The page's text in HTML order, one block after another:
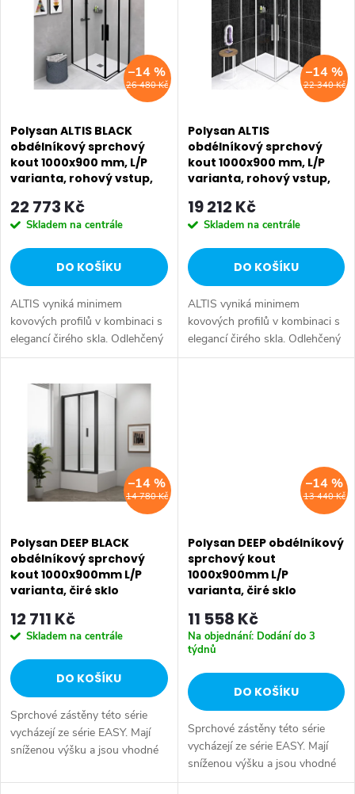
p
r
o
d
u
k
t
ů
p
r
o
d
u
k
t
26 480 Kč
–14 %
Polysan ALTIS BLACK
obdélníkový sprchový
kout 1000x900 mm, L/P
varianta, rohový vstup,
22 773 Kč
Skladem na centrále
DO KOŠÍKU
ALTIS vyniká minimem
kovových profilů v kombinaci s
elegancí čirého skla. Odlehčený
dojem umocňuje i jednoduché a
Rozměr: 100x90 cm • Šířka:
22 340 Kč
–14 %
Polysan ALTIS
obdélníkový sprchový
kout 1000x900 mm, L/P
varianta, rohový vstup,
19 212 Kč
Skladem na centrále
DO KOŠÍKU
ALTIS vyniká minimem
kovových profilů v kombinaci s
elegancí čirého skla. Odlehčený
dojem umocňuje i jednoduché a
14 780 Kč
–14 %
Polysan DEEP BLACK
obdélníkový sprchový
kout 1000x900mm L/P
varianta, čiré sklo
12 711 Kč
Skladem na centrále
DO KOŠÍKU
Sprchové zástěny této série
vycházejí ze série EASY. Mají
sníženou výšku a jsou vhodné
DEEP. Série: DEEP • Rozměr:
13 440 Kč
–14 %
Polysan DEEP obdélníkový
sprchový kout
1000x900mm L/P
varianta, čiré sklo
11 558 Kč
Na objednání: Dodání do 3
týdnů
DO KOŠÍKU
Sprchové zástěny této série
vycházejí ze série EASY. Mají
sníženou výšku a jsou vhodné
pro instalaci na hluboké vaničky